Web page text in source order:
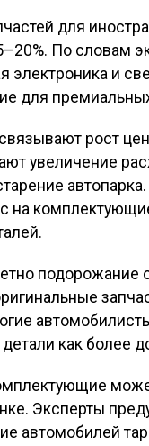
для
По словам
электроника и
для
рост
увеличение
на
как более
Эксперты
автомобилей